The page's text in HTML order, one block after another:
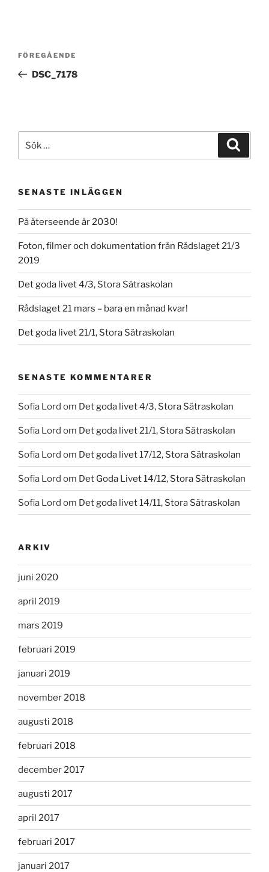
Inläggsnavigering
Föregående
inlägg
FÖREGÅENDE
DSC_7178
efter:
SENASTE INLÄGGEN
På återseende år 2030!
Foton, filmer och dokumentation från Rådslaget 21/3
2019
Det goda livet 4/3, Stora Sätraskolan
Rådslaget 21 mars – bara en månad kvar!
Det goda livet 21/1, Stora Sätraskolan
SENASTE KOMMENTARER
Sofia Lord om Det goda livet 4/3, Stora Sätraskolan
Sofia Lord om Det goda livet 21/1, Stora Sätraskolan
Sofia Lord om Det goda livet 17/12, Stora Sätraskolan
Sofia Lord om Det Goda Livet 14/12, Stora Sätraskolan
Sofia Lord om Det goda livet 14/11, Stora Sätraskolan
ARKIV
juni 2020
april 2019
mars 2019
februari 2019
januari 2019
november 2018
augusti 2018
februari 2018
december 2017
augusti 2017
april 2017
februari 2017
januari 2017